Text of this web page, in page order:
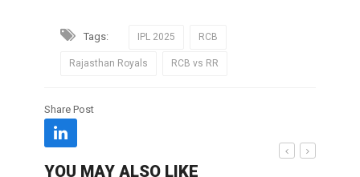
Tags: IPL 2025 RCB
Rajasthan Royals RCB vs RR
Share Post
YOU MAY ALSO LIKE